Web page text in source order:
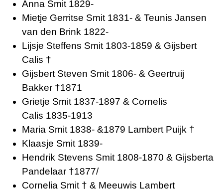
Anna Smit 1829-
Mietje Gerritse Smit 1831- & Teunis Jansen
van den Brink 1822-
Lijsje Steffens Smit 1803-1859 & Gijsbert
Calis †
Gijsbert Steven Smit 1806- & Geertruij
Bakker †1871
Grietje Smit 1837-1897 & Cornelis
Calis 1835-1913
Maria Smit 1838- &1879 Lambert Puijk †
Klaasje Smit 1839-
Hendrik Stevens Smit 1808-1870 & Gijsberta
Pandelaar †1877/
Cornelia Smit † & Meeuwis Lambert